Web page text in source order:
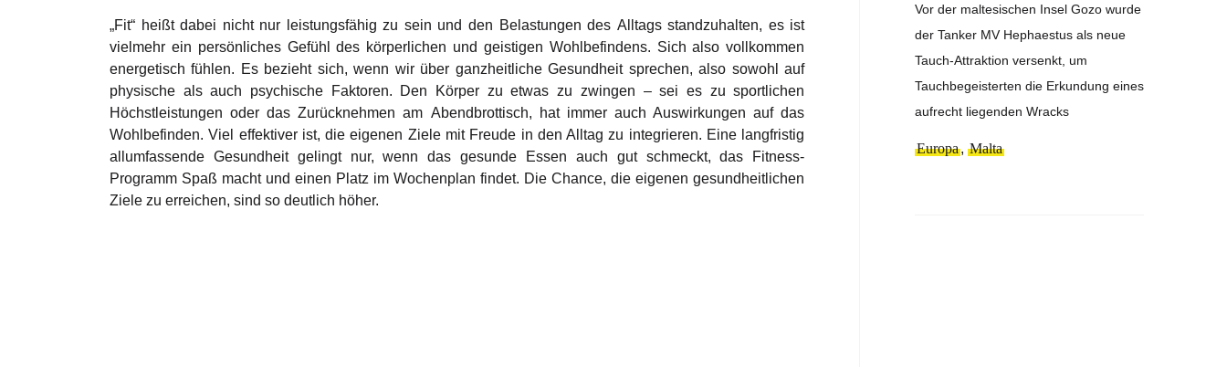
„Fit“ heißt dabei nicht nur leistungsfähig zu sein und den Belastungen des Alltags standzuhalten, es ist
vielmehr ein persönliches Gefühl des körperlichen und geistigen Wohlbefindens. Sich also vollkommen
energetisch fühlen. Es bezieht sich, wenn wir über ganzheitliche Gesundheit sprechen, also sowohl auf
physische als auch psychische Faktoren. Den Körper zu etwas zu zwingen – sei es zu sportlichen
Höchstleistungen oder das Zurücknehmen am Abendbrottisch, hat immer auch Auswirkungen auf das
Wohlbefinden. Viel effektiver ist, die eigenen Ziele mit Freude in den Alltag zu integrieren. Eine langfristig
allumfassende Gesundheit gelingt nur, wenn das gesunde Essen auch gut schmeckt, das Fitness-
Programm Spaß macht und einen Platz im Wochenplan findet. Die Chance, die eigenen gesundheitlichen
Ziele zu erreichen, sind so deutlich höher.
Vor der maltesischen Insel Gozo wurde
der Tanker MV Hephaestus als neue
Tauch-Attraktion versenkt, um
Tauchbegeisterten die Erkundung eines
aufrecht liegenden Wracks
Europa,Malta